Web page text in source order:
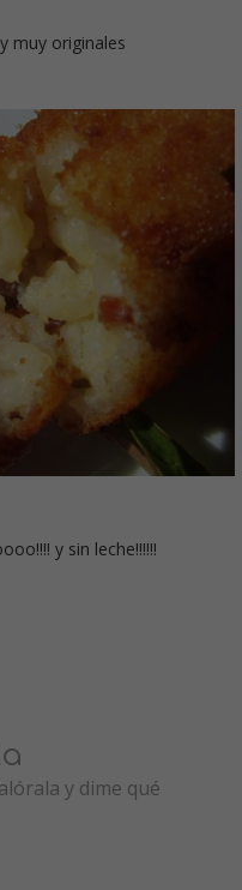
muy originales
y sin leche!!!!!!
y dime qué